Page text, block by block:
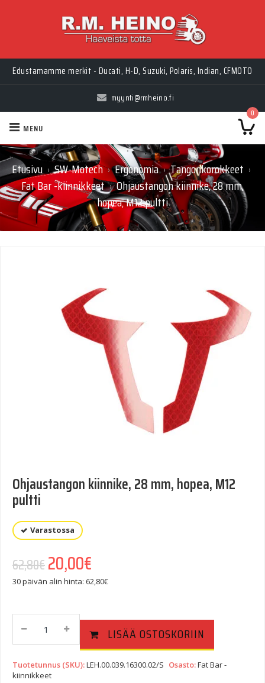
Edustamamme merkit - Ducati, H-D, Suzuki, Polaris, Indian, CFMOTO
myynti@rmheino.fi
0
MENU
Etusivu › SW-Motech › Ergonomia › Tangonkorokkeet ›
Fat Bar -kiinnikkeet › Ohjaustangon kiinnike, 28 mm,
hopea, M12 pultti
Ohjaustangon kiinnike, 28 mm, hopea, M12
pultti
Varastossa
62,80€Alkuperäinen hinta oli: 62,80€.
20,00€
30 päivän alin hinta: 62,80€
Ohjaustangon
Mm,
Hopea,
LISÄÄ OSTOSKORIIN
Tuotetunnus (SKU):LEH.00.039.16300.02/S Osasto:Fat Bar -
kiinnikkeet